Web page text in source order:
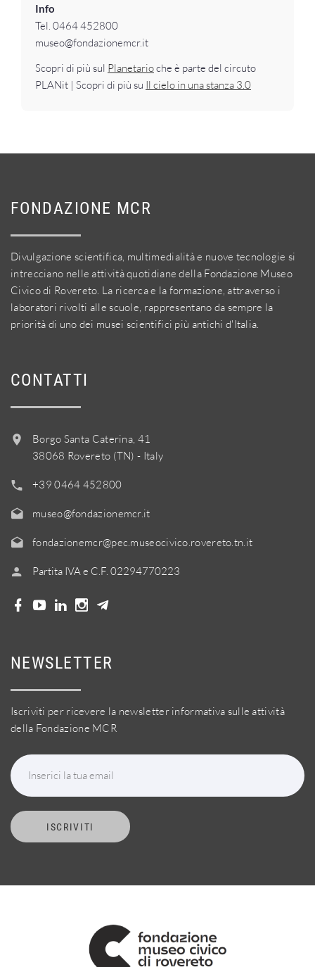
Info
Tel. 0464 452800
museo@fondazionemcr.it
Scopri di più sul Planetarioche è parte del circuto
PLANit | Scopri di più su Il cielo in una stanza 3.0
FONDAZIONE MCR
Divulgazione scientifica, multimedialità e nuove tecnologie si
intrecciano nelle attività quotidiane della Fondazione Museo
Civico di Rovereto. La ricerca e la formazione, attraverso i
laboratori rivolti alle scuole, rappresentano da sempre la
priorità di uno dei musei scientifici più antichi d'Italia.
CONTATTI
Borgo Santa Caterina, 41
38068 Rovereto (TN) - Italy
+39 0464 452800
museo@fondazionemcr.it
fondazionemcr@pec.museocivico.rovereto.tn.it
Partita IVA e C.F. 02294770223
NEWSLETTER
Iscriviti per ricevere la newsletter informativa sulle attività
della Fondazione MCR
Inserici la tua email
ISCRIVITI